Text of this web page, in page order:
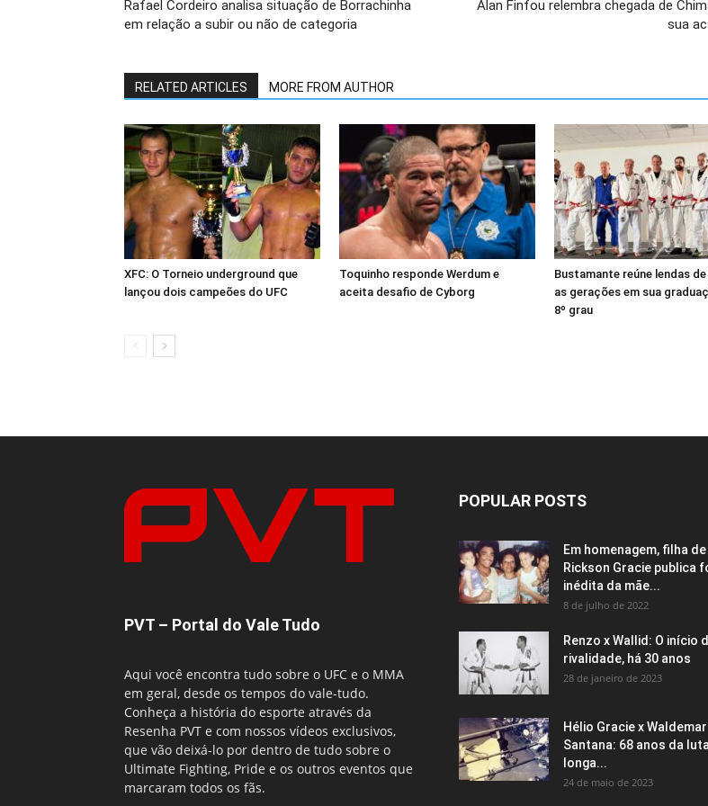
Rafael Cordeiro analisa situação de Borrachinha
em relação a subir ou não de categoria
Alan Finfou relembra chegada de
sua
RELATED ARTICLES MORE FROM AUTHOR
XFC: O Torneio underground que
lançou dois campeões do UFC
Toquinho responde Werdum e
aceita desafio de Cyborg
Bustamante reúne lendas
as gerações em sua
8º grau
PVT – Portal do Vale Tudo
Aqui você encontra tudo sobre o UFC e o MMA
em geral, desde os tempos do vale-tudo.
Conheça a história do esporte através da
Resenha PVT e com nossos vídeos exclusivos,
que vão deixá-lo por dentro de tudo sobre o
Ultimate Fighting, Pride e os outros eventos que
marcaram todos os fãs.
POPULAR POSTS
Em homenagem, filha de
Rickson Gracie publica
inédita da mãe...
8 de julho de 2022
Renzo x Wallid: O início
rivalidade, há 30 anos
28 de janeiro de 2023
Hélio Gracie x Waldemar
Santana: 68 anos da
longa...
24 de maio de 2023